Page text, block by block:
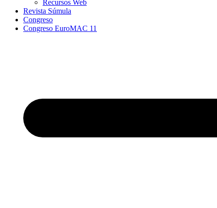
Recursos Web
Revista Súmula
Congreso
Congreso EuroMAC 11